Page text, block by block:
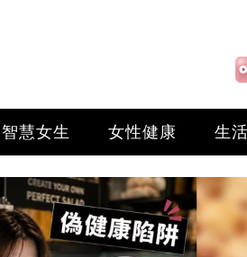
智慧女生 女性健康 生